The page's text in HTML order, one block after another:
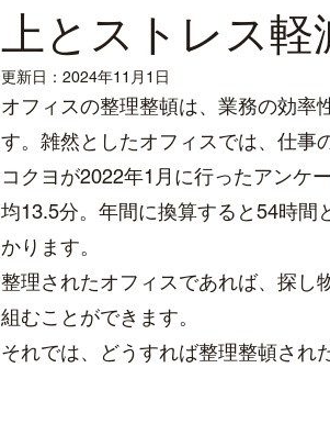
上とストレス軽
更新日： 2024年11月1日
オフィスの整理整頓は、業務の効率
す。雑然としたオフィスでは、仕事
コクヨが2022年1月に行ったアンケ
均13.5分。年間に換算すると54時間
かります。
整理されたオフィスであれば、探し
組むことができます。
それでは、どうすれば整理整頓され